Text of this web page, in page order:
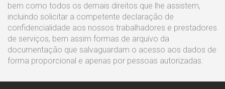
bem como todos os demais direitos que lhe assistem,
incluindo solicitar a competente declaração de
confidencialidade aos nossos trabalhadores e prestadores
de serviços, bem assim formas de arquivo da
documentação que salvaguardam o acesso aos dados de
forma proporcional e apenas por pessoas autorizadas.